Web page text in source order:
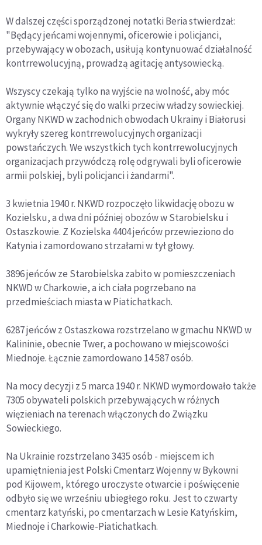
W dalszej części sporządzonej notatki Beria stwierdzał:
"Będący jeńcami wojennymi, oficerowie i policjanci,
przebywający w obozach, usiłują kontynuować działalność
kontrrewolucyjną, prowadzą agitację antysowiecką.
Wszyscy czekają tylko na wyjście na wolność, aby móc
aktywnie włączyć się do walki przeciw władzy sowieckiej.
Organy NKWD w zachodnich obwodach Ukrainy i Białorusi
wykryły szereg kontrrewolucyjnych organizacji
powstańczych. We wszystkich tych kontrrewolucyjnych
organizacjach przywódczą rolę odgrywali byli oficerowie
armii polskiej, byli policjanci i żandarmi".
3 kwietnia 1940 r. NKWD rozpoczęło likwidację obozu w
Kozielsku, a dwa dni później obozów w Starobielsku i
Ostaszkowie. Z Kozielska 4404 jeńców przewieziono do
Katynia i zamordowano strzałami w tył głowy.
3896 jeńców ze Starobielska zabito w pomieszczeniach
NKWD w Charkowie, a ich ciała pogrzebano na
przedmieściach miasta w Piatichatkach.
6287 jeńców z Ostaszkowa rozstrzelano w gmachu NKWD w
Kalininie, obecnie Twer, a pochowano w miejscowości
Miednoje. Łącznie zamordowano 14 587 osób.
Na mocy decyzji z 5 marca 1940 r. NKWD wymordowało także
7305 obywateli polskich przebywających w różnych
więzieniach na terenach włączonych do Związku
Sowieckiego.
Na Ukrainie rozstrzelano 3435 osób - miejscem ich
upamiętnienia jest Polski Cmentarz Wojenny w Bykowni
pod Kijowem, którego uroczyste otwarcie i poświęcenie
odbyło się we wrześniu ubiegłego roku. Jest to czwarty
cmentarz katyński, po cmentarzach w Lesie Katyńskim,
Miednoje i Charkowie-Piatichatkach.